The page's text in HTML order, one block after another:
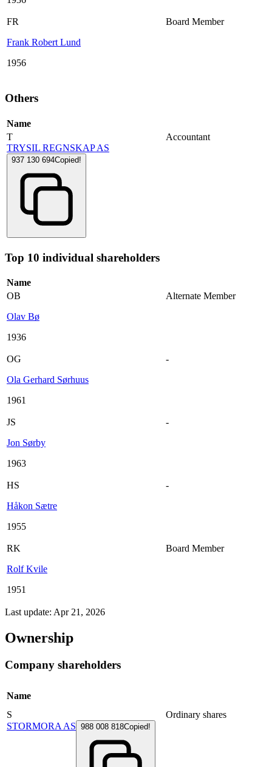
FR
Frank Robert Lund
1956
Board Member
Others
Name
T
TRYSIL REGNSKAP AS
937 130 694Copied!
Accountant
Top 10 individual shareholders
Name
OB
Olav Bø
1936
Alternate Member
OG
Ola Gerhard Sørhuus
1961
-
JS
Jon Sørby
1963
-
HS
Håkon Sætre
1955
-
RK
Rolf Kvile
1951
Board Member
Last update: Apr 21, 2026
Ownership
Company shareholders
Name
S
STORMORA AS 988 008 818Copied!
Ordinary shares